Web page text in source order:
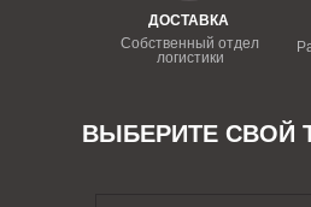
ДОСТАВКА
Собственный отдел
логистики
ВЫБЕРИТЕ СВОЙ